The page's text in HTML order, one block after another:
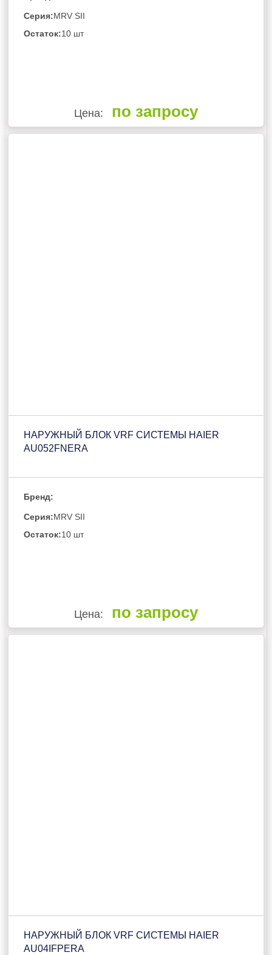
Серия:MRV SII
Остаток:10 шт
Цена: по запросу
НАРУЖНЫЙ БЛОК VRF СИСТЕМЫ HAIER
AU052FNERA
Бренд:
Серия:MRV SII
Остаток:10 шт
Цена: по запросу
НАРУЖНЫЙ БЛОК VRF СИСТЕМЫ HAIER
AU04IFPERA